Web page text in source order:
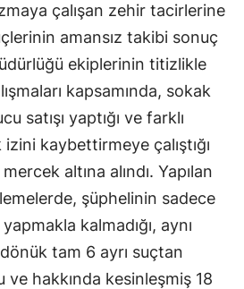
çalışan zehir tacirlerine
amansız takibi sonuç
ekiplerinin titizlikle
kapsamında, sokak
satışı yaptığı ve farklı
kaybettirmeye çalıştığı
altına alındı. Yapılan
şüphelinin sadece
kalmadığı, aynı
tam 6 ayrı suçtan
ve hakkında kesinleşmiş 18